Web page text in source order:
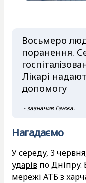
Восьмеро
поранення.
Лікарі
допомогу
- зазначив Ганжа.
Нагадаємо
У середу, 3
ударів по Дніпру.
мережі АТБ з